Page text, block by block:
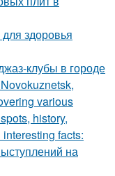
здоровья
клубы в городе
various
history,
facts:
на